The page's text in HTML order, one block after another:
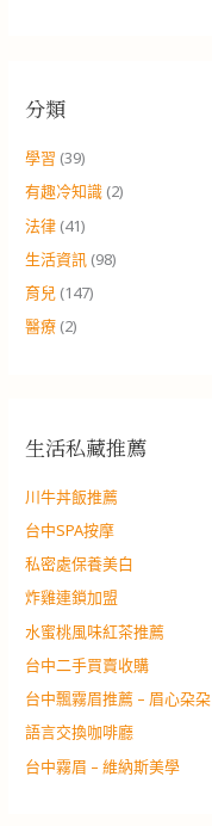
分類
學習 (39)
有趣冷知識 (2)
法律 (41)
生活資訊 (98)
育兒 (147)
醫療 (2)
生活私藏推薦
川牛丼飯推薦
台中SPA按摩
私密處保養美白
炸雞連鎖加盟
水蜜桃風味紅茶推薦
台中二手買賣收購
台中飄霧眉推薦 – 眉心朶朶
語言交換咖啡廳
台中霧眉 – 維納斯美學